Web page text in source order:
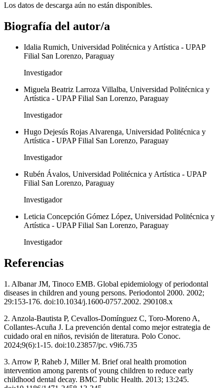
Los datos de descarga aún no están disponibles.
Biografía del autor/a
Idalia Rumich, Universidad Politécnica y Artística - UPAP
Filial San Lorenzo, Paraguay
Investigador
Miguela Beatriz Larroza Villalba, Universidad Politécnica y
Artística - UPAP Filial San Lorenzo, Paraguay
Investigador
Hugo Dejesús Rojas Alvarenga, Universidad Politécnica y
Artística - UPAP Filial San Lorenzo, Paraguay
Investigador
Rubén Ávalos, Universidad Politécnica y Artística - UPAP
Filial San Lorenzo, Paraguay
Investigador
Leticia Concepción Gómez López, Universidad Politécnica y
Artística - UPAP Filial San Lorenzo, Paraguay
Investigador
Referencias
1. Albanar JM, Tinoco EMB. Global epidemiology of periodontal
diseases in children and young persons. Periodontol 2000. 2002;
29:153-176. doi:10.1034/j.1600-0757.2002. 290108.x
2. Anzola-Bautista P, Cevallos-Domínguez C, Toro-Moreno A,
Collantes-Acuña J. La prevención dental como mejor estrategia de
cuidado oral en niños, revisión de literatura. Polo Conoc.
2024;9(6):1-15. doi:10.23857/pc. v9i6.735
3. Arrow P, Raheb J, Miller M. Brief oral health promotion
intervention among parents of young children to reduce early
childhood dental decay. BMC Public Health. 2013; 13:245.